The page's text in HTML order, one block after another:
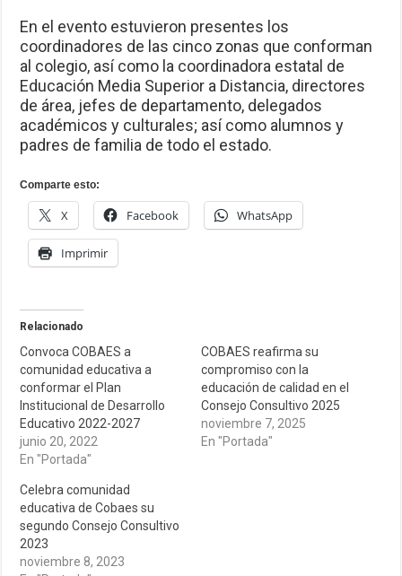
En el evento estuvieron presentes los
coordinadores de las cinco zonas que conforman
al colegio, así como la coordinadora estatal de
Educación Media Superior a Distancia, directores
de área, jefes de departamento, delegados
académicos y culturales; así como alumnos y
padres de familia de todo el estado.
Comparte esto:
X Facebook WhatsApp
Imprimir
Relacionado
Convoca COBAES a
comunidad educativa a
conformar el Plan
Institucional de Desarrollo
Educativo 2022-2027
junio 20, 2022
En "Portada"
COBAES reafirma su
compromiso con la
educación de calidad en el
Consejo Consultivo 2025
noviembre 7, 2025
En "Portada"
Celebra comunidad
educativa de Cobaes su
segundo Consejo Consultivo
2023
noviembre 8, 2023